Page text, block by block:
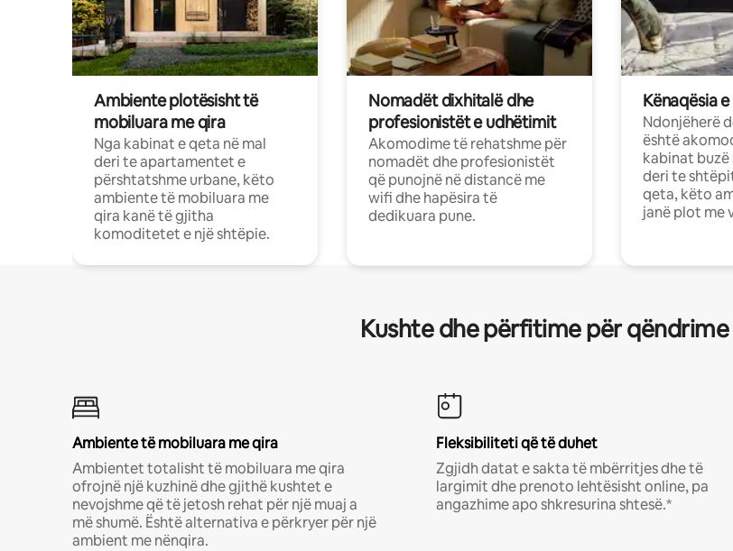
Ambiente plotësisht të
mobiluara me qira
Nga kabinat e qeta në mal
deri te apartamentet e
përshtatshme urbane, këto
ambiente të mobiluara me
qira kanë të gjitha
komoditetet e një shtëpie.
Nomadët dixhitalë dhe
profesionistët e udhëtimit
Akomodime të rehatshme për
nomadët dhe profesionistët
që punojnë në distancë me
wifi dhe hapësira të
dedikuara pune.
Kënaqësia
Ndonjëherë
është
kabinat
deri te
qeta, këto
janë plot me
Kushte dhe përfitime për
Ambiente të mobiluara me qira
Ambientet totalisht të mobiluara me qira
ofrojnë një kuzhinë dhe gjithë kushtet e
nevojshme që të jetosh rehat për një muaj a
më shumë. Është alternativa e përkryer për një
ambient me nënqira.
Fleksibiliteti që të duhet
Zgjidh datat e sakta të mbërritjes dhe të
largimit dhe prenoto lehtësisht online, pa
angazhime apo shkresurina shtesë.*